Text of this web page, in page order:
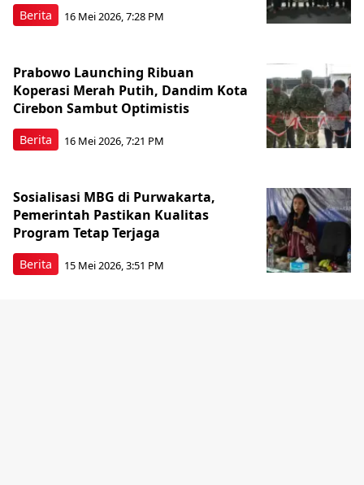
Berita 16 Mei 2026, 7:28 PM
Berita
Prabowo Launching Ribuan
Koperasi Merah Putih, Dandim Kota
Cirebon Sambut Optimistis
16 Mei 2026, 7:21 PM
Berita
Sosialisasi MBG di Purwakarta,
Pemerintah Pastikan Kualitas
Program Tetap Terjaga
15 Mei 2026, 3:51 PM